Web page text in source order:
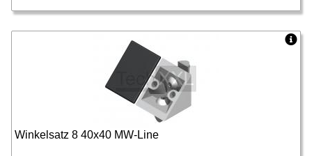
Winkelsatz 8 40x40 MW-Line